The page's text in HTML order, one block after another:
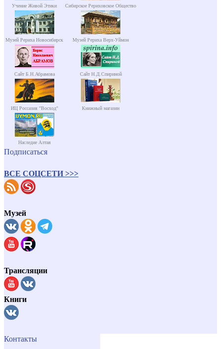
Учение Живой Этики Сибирское Рериховское Общество
Музей Рериха Новосибирск Музей Рериха Верх-Уймон
Сайт Б.Н.Абрамова Сайт Н.Д.Спириной
ИЦ Россазия "Восход" Книжный магазин
Наследие Алтая
Подписаться
ВСЕ СОЦСЕТИ >>>
Музей
Трансляции
Книги
Контакты